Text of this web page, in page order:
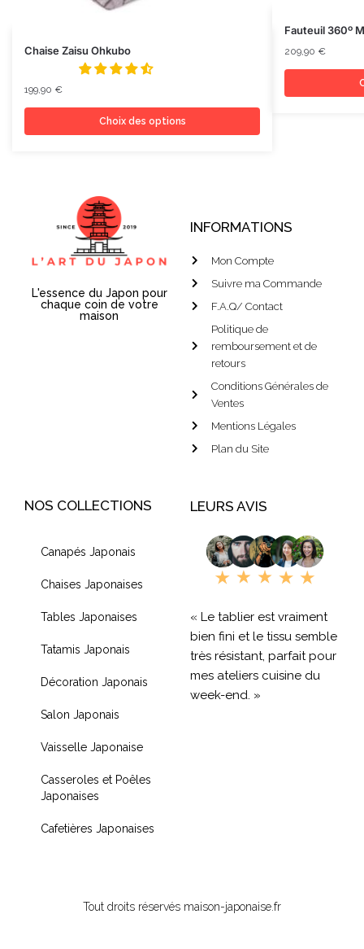
Chaise Zaisu Ohkubo
199,90 €
Choix des options
Fauteuil 360º
209,90 €
L'essence du Japon pour
chaque coin de votre
maison
INFORMATIONS
Mon Compte
Suivre ma Commande
F.A.Q/ Contact
Politique de
remboursement et de
retours
Conditions Générales de
Ventes
Mentions Légales
Plan du Site
NOS COLLECTIONS
Canapés Japonais
Chaises Japonaises
Tables Japonaises
Tatamis Japonais
Décoration Japonais
Salon Japonais
Vaisselle Japonaise
Casseroles et Poêles
Japonaises
Cafetières Japonaises
LEURS AVIS
« Le tablier est vraiment
bien fini et le tissu semble
très résistant, parfait pour
mes ateliers cuisine du
week-end. »
Tout droits réservés maison-japonaise.fr